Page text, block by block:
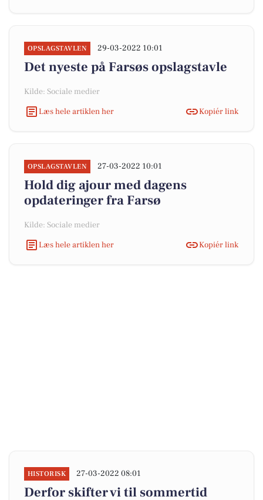
OPSLAGSTAVLEN 29-03-2022 10:01
Det nyeste på Farsøs opslagstavle
Kilde: Sociale medier
Læs hele artiklen her
Kopiér link
OPSLAGSTAVLEN 27-03-2022 10:01
Hold dig ajour med dagens
opdateringer fra Farsø
Kilde: Sociale medier
Læs hele artiklen her
Kopiér link
HISTORISK 27-03-2022 08:01
Derfor skifter vi til sommertid